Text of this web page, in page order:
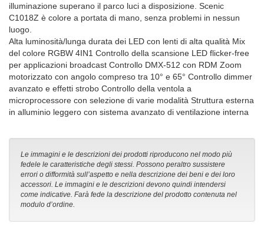
illuminazione superano il parco luci a disposizione. Scenic
C1018Z è colore a portata di mano, senza problemi in nessun
luogo.
Alta luminosità/lunga durata dei LED con lenti di alta qualità Mix
del colore RGBW 4IN1 Controllo della scansione LED flicker-free
per applicazioni broadcast Controllo DMX-512 con RDM Zoom
motorizzato con angolo compreso tra 10° e 65° Controllo dimmer
avanzato e effetti strobo Controllo della ventola a
microprocessore con selezione di varie modalità Struttura esterna
in alluminio leggero con sistema avanzato di ventilazione interna
Le immagini e le descrizioni dei prodotti riproducono nel modo più
fedele le caratteristiche degli stessi. Possono peraltro sussistere
errori o difformità sull’aspetto e nella descrizione dei beni e dei loro
accessori. Le immagini e le descrizioni devono quindi intendersi
come indicative. Farà fede la descrizione del prodotto contenuta nel
modulo d’ordine.